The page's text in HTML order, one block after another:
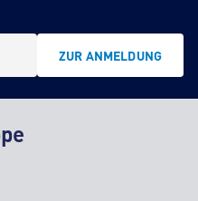
ZUR ANMELDUNG